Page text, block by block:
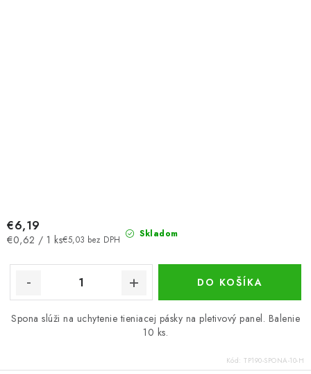
Skladom
€5,03 bez DPH
€6,19
Jednotková
€0,62 / 1 ks
DO KOŠÍKA
Spona slúži na uchytenie tieniacej pásky na pletivový panel. Balenie
10 ks.
Kód: TP190-SPONA-10-H